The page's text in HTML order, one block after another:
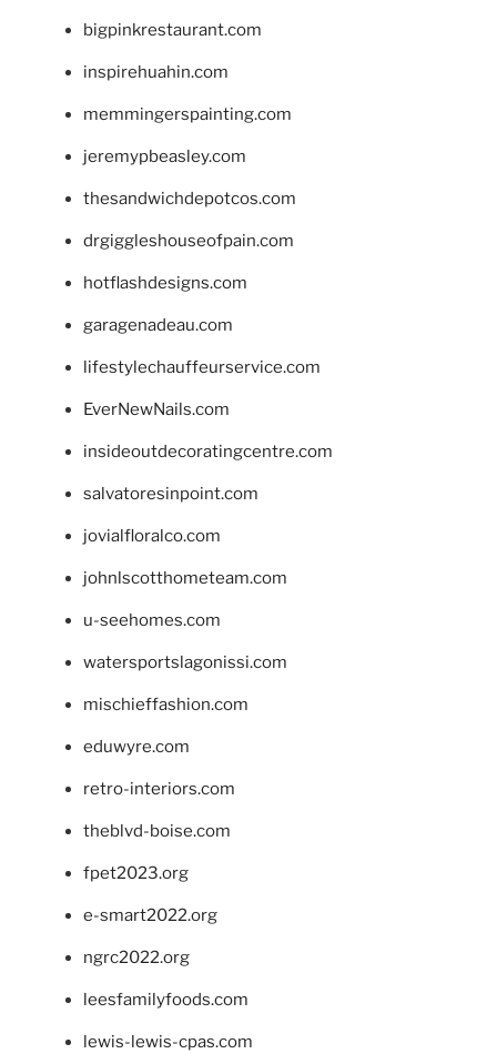
bigpinkrestaurant.com
inspirehuahin.com
memmingerspainting.com
jeremypbeasley.com
thesandwichdepotcos.com
drgiggleshouseofpain.com
hotflashdesigns.com
garagenadeau.com
lifestylechauffeurservice.com
EverNewNails.com
insideoutdecoratingcentre.com
salvatoresinpoint.com
jovialfloralco.com
johnlscotthometeam.com
u-seehomes.com
watersportslagonissi.com
mischieffashion.com
eduwyre.com
retro-interiors.com
theblvd-boise.com
fpet2023.org
e-smart2022.org
ngrc2022.org
leesfamilyfoods.com
lewis-lewis-cpas.com